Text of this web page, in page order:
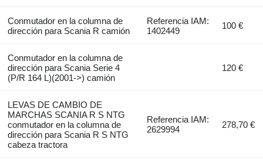
Conmutador en la columna de
dirección para Scania R camión
Referencia IAM:
1402449
100 €
Conmutador en la columna de
dirección para Scania Serie 4
(P/R 164 L)(2001->) camión
120 €
LEVAS DE CAMBIO DE
MARCHAS SCANIA R S NTG
conmutador en la columna de
dirección para Scania R S NTG
cabeza tractora
Referencia IAM:
2629994
278,70 €